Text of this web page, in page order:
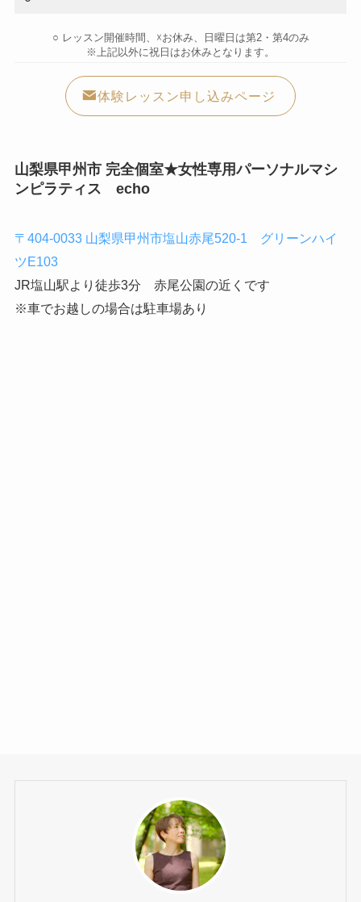
○ レッスン開催時間、☓お休み、日曜日は第2・第4のみ
※上記以外に祝日はお休みとなります。
体験レッスン申し込みページ
山梨県甲州市 完全個室★女性専用パーソナルマシ
ンピラティス echo
〒404‐0033 山梨県甲州市塩山赤尾520‐1 グリーンハイ
ツE103
JR塩山駅より徒歩3分 赤尾公園の近くです
※車でお越しの場合は駐車場あり